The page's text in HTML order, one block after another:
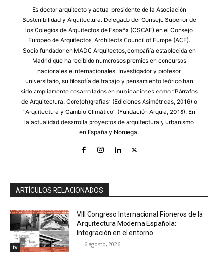
Es doctor arquitecto y actual presidente de la Asociación
Sostenibilidad y Arquitectura. Delegado del Consejo Superior de
los Colegios de Arquitectos de España (CSCAE) en el Consejo
Europeo de Arquitectos, Architects Council of Europe (ACE).
Socio fundador en MADC Arquitectos, compañía establecida en
Madrid que ha recibido numerosos premios en concursos
nacionales e internacionales. Investigador y profesor
universitario, su filosofía de trabajo y pensamiento teórico han
sido ampliamente desarrollados en publicaciones como “Párrafos
de Arquitectura. Core(oh)grafías” (Ediciones Asimétricas, 2016) o
“Arquitectura y Cambio Climático” (Fundación Arquia, 2018). En
la actualidad desarrolla proyectos de arquitectura y urbanismo
en España y Noruega.
ARTÍCULOS RELACIONADOS
tv
VIII Congreso Internacional Pioneros de la
Arquitectura Moderna Española:
Integración en el entorno
6 agosto, 2026